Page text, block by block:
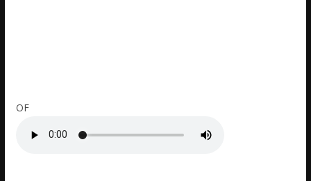
OF